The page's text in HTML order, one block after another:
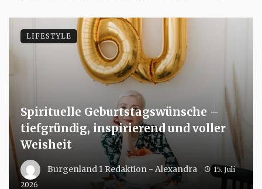
Spirituelle Geburtstagswünsche –
tiefgründig, inspirierend und voller
Weisheit
Burgenland 1 Redaktion - Alexandra
15. Juli
2026
LIFESTYLE